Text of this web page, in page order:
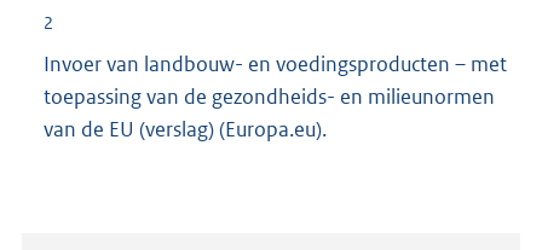
2
Invoer van landbouw- en voedingsproducten – met
toepassing van de gezondheids- en milieunormen
van de EU (verslag) (Europa.eu).